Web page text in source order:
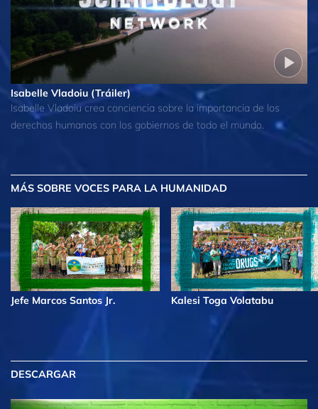
Isabelle Vladoiu (Tráiler)
Isabelle Vladoiu crea conciencia sobre la importancia de los
derechos humanos con los gobiernos de todo el mundo.
MÁS SOBRE VOCES PARA LA HUMANIDAD
Jefe Marcos Santos Jr. Kalesi Toga Volatabu
DESCARGAR